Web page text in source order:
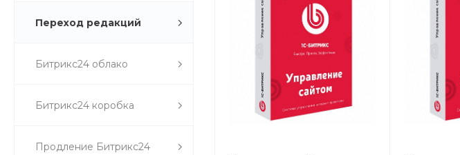
Переход редакций
Битрикс24 облако
Битрикс24 коробка
Продление Битрикс24